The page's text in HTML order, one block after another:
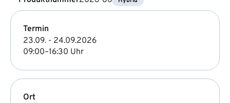
Termin
23.09. - 24.09.2026
09:00–16:30 Uhr
Ort